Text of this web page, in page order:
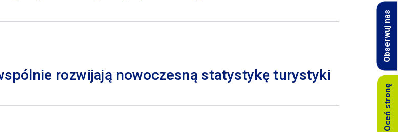
Oceń stronę
Obserwuj nas
rozwijają nowoczesną statystykę turystyki